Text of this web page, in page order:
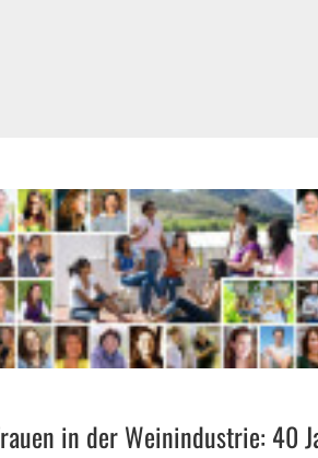
in der Weinindustrie: 40